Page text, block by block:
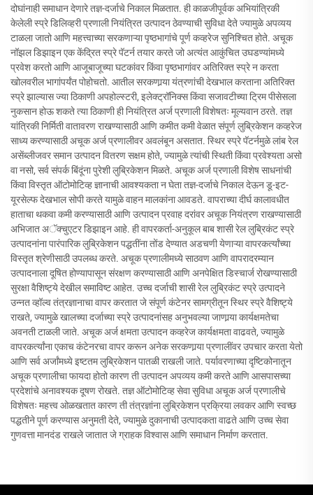
दोघांनाही समाधान देणारे तज्ञ-दर्जाचे निकाल मिळतात. ही काळजीपूर्वक अभियांत्रिकी
केलेली स्प्रे डिलिव्हरी प्रणाली नियंत्रित उत्पादन ठेवण्याची सुविधा देते ज्यामुळे अपव्यय
टाळला जातो आणि महत्त्वाच्या सरकणाऱ्या पृष्ठभागांचे पूर्ण कव्हरेज सुनिश्चित होते. अचूक
नॉझल डिझाइन एक केंद्रित स्प्रे पॅटर्न तयार करते जो अत्यंत आकुंचित उघडण्यांमध्ये
प्रवेश करतो आणि आजूबाजूच्या घटकांवर किंवा पृष्ठभागांवर अतिरिक्त स्प्रे न करता
खोलवरील भागांपर्यंत पोहोचतो. आतील सरकणार्‍या यंत्रणांची देखभाल करताना अतिरिक्त
स्प्रे झाल्यास ज्या ठिकाणी अपहोल्स्टरी, इलेक्ट्रॉनिक्स किंवा सजावटीच्या ट्रिम पीसेसला
नुकसान होऊ शकते त्या ठिकाणी ही नियंत्रित अर्ज प्रणाली विशेषतः मूल्यवान ठरते. तज्ञ
यांत्रिकी निर्मिती वातावरण राखण्यासाठी आणि कमीत कमी वेळात संपूर्ण लुब्रिकेशन कव्हरेज
साध्य करण्यासाठी अचूक अर्ज प्रणालीवर अवलंबून असतात. स्थिर स्प्रे पॅटर्नमुळे लांब रेल
असेंब्लीजवर समान उत्पादन वितरण सक्षम होते, ज्यामुळे त्यांची स्थिती किंवा प्रवेश्यता असो
वा नसो, सर्व संपर्क बिंदूंना पुरेशी लुब्रिकेशन मिळते. अचूक अर्ज प्रणाली विशेष साधनांची
किंवा विस्तृत ऑटोमोटिव्ह ज्ञानाची आवश्यकता न घेता तज्ञ-दर्जाचे निकाल देऊन डू-इट-
यूरसेल्फ देखभाल सोपी करते यामुळे वाहन मालकांना आवडते. वापराच्या दीर्घ कालावधीत
हाताचा थकवा कमी करण्यासाठी आणि उत्पादन प्रवाह दरांवर अचूक नियंत्रण राखण्यासाठी
अभिजात अॅक्चुएटर डिझाइन आहे. ही वापरकर्ता-अनुकूल बाब शासी रेल लुब्रिकंट स्प्रे
उत्पादनांना पारंपारिक लुब्रिकेशन पद्धतींना तोंड देण्यात अडचणी येणाऱ्या वापरकर्त्यांच्या
विस्तृत श्रेणीसाठी उपलब्ध करते. अचूक प्रणालीमध्ये साठवण आणि वापरादरम्यान
उत्पादनाला दूषित होण्यापासून संरक्षण करण्यासाठी आणि अनपेक्षित डिस्चार्ज रोखण्यासाठी
सुरक्षा वैशिष्ट्ये देखील समाविष्ट आहेत. उच्च दर्जाची शासी रेल लुब्रिकंट स्प्रे उत्पादने
उन्नत व्हॉल्व तंत्रज्ञानाचा वापर करतात जे संपूर्ण कंटेनर सामग्रीतून स्थिर स्प्रे वैशिष्ट्ये
राखते, ज्यामुळे खालच्या दर्जाच्या स्प्रे उत्पादनांसह अनुभवल्या जाणार्‍या कार्यक्षमतेचा
अवनती टाळली जाते. अचूक अर्ज क्षमता उत्पादन कव्हरेज कार्यक्षमता वाढवते, ज्यामुळे
वापरकर्त्यांना एकाच कंटेनरचा वापर करून अनेक सरकणार्‍या प्रणालींवर उपचार करता येतो
आणि सर्व अर्जांमध्ये इष्टतम लुब्रिकेशन पातळी राखली जाते. पर्यावरणाच्या दृष्टिकोनातून
अचूक प्रणालीचा फायदा होतो कारण ती उत्पादन अपव्यय कमी करते आणि आसपासच्या
प्रदेशांचे अनावश्यक दूषण रोखते. तज्ञ ऑटोमोटिव्ह सेवा सुविधा अचूक अर्ज प्रणालीचे
विशेषतः महत्त्व ओळखतात कारण ती तंत्रज्ञांना लुब्रिकेशन प्रक्रिया लवकर आणि स्वच्छ
पद्धतीने पूर्ण करण्यास अनुमती देते, ज्यामुळे दुकानाची उत्पादकता वाढते आणि उच्च सेवा
गुणवत्ता मानदंड राखले जातात जे ग्राहक विश्वास आणि समाधान निर्माण करतात.